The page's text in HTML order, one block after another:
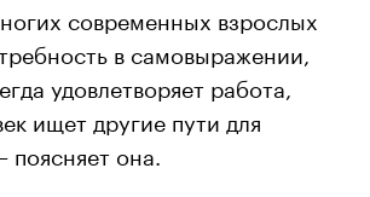
современных взрослых
в самовыражении,
удовлетворяет работа,
ищет другие пути для
поясняет она.